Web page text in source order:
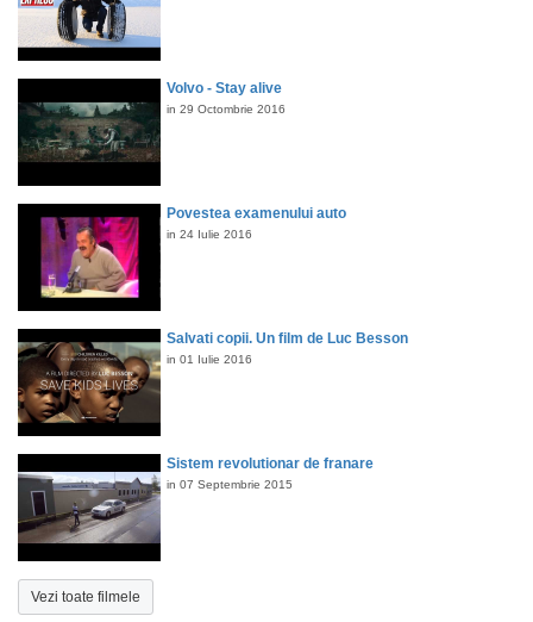
Volvo - Stay alive
in 29 Octombrie 2016
Povestea examenului auto
in 24 Iulie 2016
Salvati copii. Un film de Luc Besson
in 01 Iulie 2016
Sistem revolutionar de franare
in 07 Septembrie 2015
Vezi toate filmele